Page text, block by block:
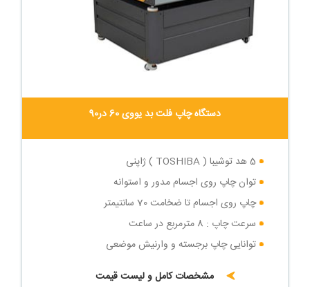
دستگاه چاپ فلت بد یووی 60 در90
5 هد توشیبا ( TOSHIBA ) ژاپنی
توان چاپ روی اجسام مدور و استوانه
چاپ روی اجسام تا ضخامت 70 سانتیمتر
سرعت چاپ : 8 مترمربع در ساعت
توانایی چاپ برجسته و وارنیش موضعی
مشخصات کامل و لیست قیمت